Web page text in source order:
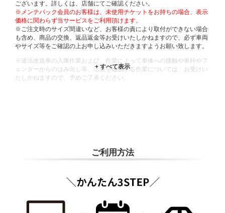
ございます。詳しくは、店舗にてご確認ください。
※メンテパック会員のお客様は、未使用チケットをお持ちの場合、表示
価格に関わらず当サービスをご利用頂けます。
※ご注文時のサイズ間違いなど、お客様の責により取付ができない場合
も含め、商品の交換、返品返金等お受けいたしかねますので、必ず車両
やサイズ等をご確認の上お申し込みいただきますようお願い致します。
※違法改造車の入庫作業および、作業によって車体への接触や車枠やフ
ェンダーからのはみ出し等、法規を逸脱する作業については、お受けい
たしかねますので、予めご了承ください。
ご利用方法